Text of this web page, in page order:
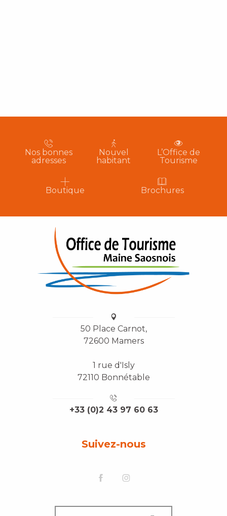
Nos bonnes
adresses
Nouvel
habitant
L’Office de
Tourisme
Boutique Brochures
50 Place Carnot,
72600 Mamers
1 rue d'Isly
72110 Bonnétable
+33 (0)2 43 97 60 63
Suivez-nous